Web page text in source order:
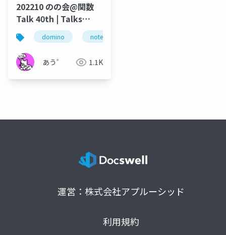
202210 のの会@関数
Talk 40th | Talks
around @Functions
in Notes and Domino
domino notes
あう゛ 1.1K
運営：株式会社アプルーシッド
利用規約